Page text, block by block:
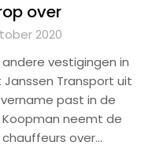
over
2020
vestigingen in
Janssen Transport uit
past in de
neemt de
over…